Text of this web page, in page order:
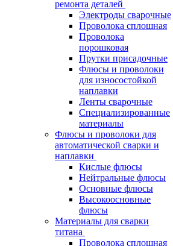
ремонта деталей
Электроды сварочные
Проволока сплошная
Проволока
порошковая
Прутки присадочные
Флюсы и проволоки
для износостойкой
наплавки
Ленты сварочные
Специализированные
материалы
Флюсы и проволоки для
автоматической сварки и
наплавки
Кислые флюсы
Нейтральные флюсы
Основные флюсы
Высокоосновные
флюсы
Материалы для сварки
титана
Проволока сплошная